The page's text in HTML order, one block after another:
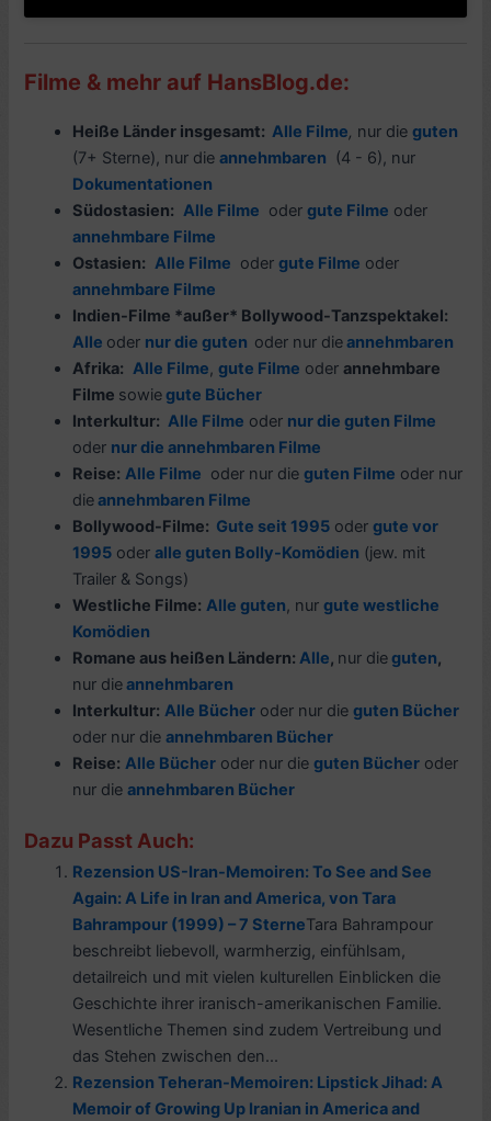
Filme & mehr auf HansBlog.de:
Heiße Länder insgesamt:Alle Filme, nur dieguten
(7+ Sterne), nur dieannehmbaren (4 - 6), nur
Dokumentationen
Südostasien: Alle Filme odergute Filme oder
annehmbare Filme
Ostasien: Alle Filme odergute Filme oder
annehmbare Filme
Indien-Filme *außer* Bollywood-Tanzspektakel:
Alle oder nur die guten oder nur dieannehmbaren
Afrika: Alle Filme,gute Filme oderannehmbare
Filme sowiegute Bücher
Interkultur: Alle Filme oder nur die guten Filme
oder nur die annehmbaren Filme
Reise: Alle Filme oder nur dieguten Filme oder nur
dieannehmbaren Filme
Bollywood-Filme: Gute seit 1995 odergute vor
1995 oderalle guten Bolly-Komödien (jew. mit
Trailer & Songs)
Westliche Filme: Alle guten, nurgute westliche
Komödien
Romane aus heißen Ländern:Alle, nur dieguten,
nur dieannehmbaren
Interkultur: Alle Bücher oder nur dieguten Bücher
oder nur dieannehmbaren Bücher
Reise: Alle Bücher oder nur dieguten Bücher oder
nur dieannehmbaren Bücher
Dazu Passt Auch:
Rezension US-Iran-Memoiren: To See and See
Again: A Life in Iran and America, von Tara
Bahrampour (1999) – 7 SterneTara Bahrampour
beschreibt liebevoll, warmherzig, einfühlsam,
detailreich und mit vielen kulturellen Einblicken die
Geschichte ihrer iranisch-amerikanischen Familie.
Wesentliche Themen sind zudem Vertreibung und
das Stehen zwischen den...
Rezension Teheran-Memoiren: Lipstick Jihad: A
Memoir of Growing Up Iranian in America and